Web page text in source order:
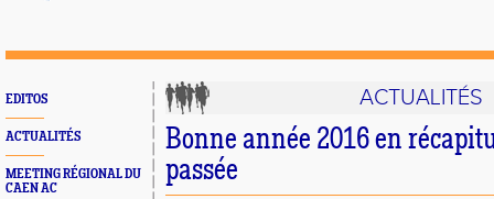
EDITOS
ACTUALITÉS
MEETING RÉGIONAL DU
CAEN AC
ACTUALITÉS
Bonne année 2016 en
passée